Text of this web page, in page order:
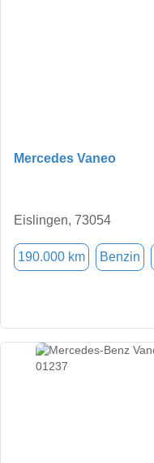
Mercedes Vaneo
Eislingen, 73054
190.000 km Benzin